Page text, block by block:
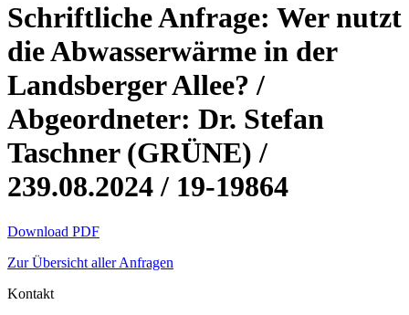
Schriftliche Anfrage: Wer nutzt
die Abwasserwärme in der
Landsberger Allee? /
Abgeordneter: Dr. Stefan
Taschner (GRÜNE) /
239.08.2024 / 19-19864
Download PDF
Zur Übersicht aller Anfragen
Kontakt